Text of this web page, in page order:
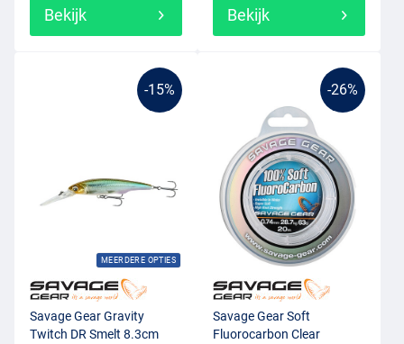
Bekijk Bekijk
-15%
MEERDERE OPTIES
Savage Gear Gravity
Twitch DR Smelt 8.3cm
-26%
Savage Gear Soft
Fluorocarbon Clear